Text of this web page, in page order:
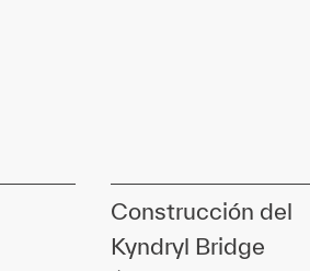
Construcción del
Kyndryl Bridge